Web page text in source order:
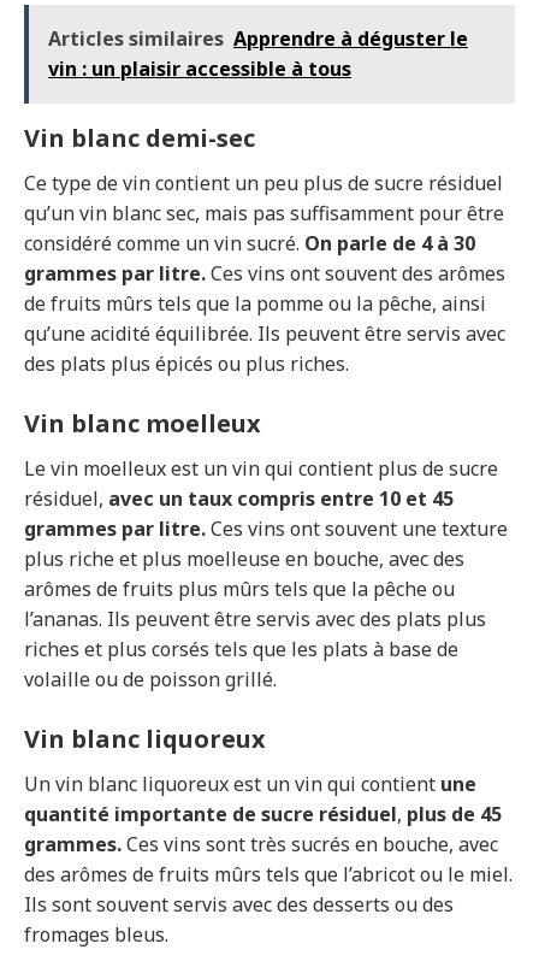
Articles similaires Apprendre à déguster le
vin : un plaisir accessible à tous
Vin blanc demi-sec
Ce type de vin contient un peu plus de sucre résiduel
qu’un vin blanc sec, mais pas suffisamment pour être
considéré comme un vin sucré. On parle de 4 à 30
grammes par litre.Ces vins ont souvent des arômes
de fruits mûrs tels que la pomme ou la pêche, ainsi
qu’une acidité équilibrée. Ils peuvent être servis avec
des plats plus épicés ou plus riches.
Vin blanc moelleux
Le vin moelleux est un vin qui contient plus de sucre
résiduel, avec un taux compris entre 10 et 45
grammes par litre.Ces vins ont souvent une texture
plus riche et plus moelleuse en bouche, avec des
arômes de fruits plus mûrs tels que la pêche ou
l’ananas. Ils peuvent être servis avec des plats plus
riches et plus corsés tels que les plats à base de
volaille ou de poisson grillé.
Vin blanc liquoreux
Un vin blanc liquoreux est un vin qui contient une
quantité importante de sucre résiduel, plus de 45
grammes.Ces vins sont très sucrés en bouche, avec
des arômes de fruits mûrs tels que l’abricot ou le miel.
Ils sont souvent servis avec des desserts ou des
fromages bleus.